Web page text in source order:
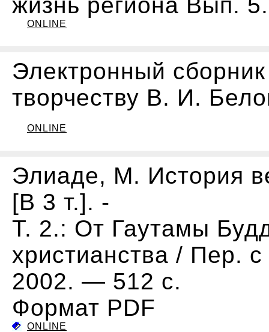
ONLINE
Электронный
творчеству В. И.
ONLINE
Элиаде, М. История
[В 3 т.]. -
Т. 2.: От Гаутамы
христианства / Пер.
2002. — 512 с.
Формат PDF
ONLINE